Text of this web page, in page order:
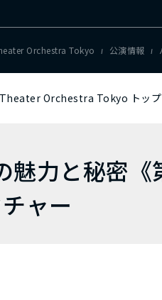
Orchestra Tokyo 公演情報
Theater Orchestra Tokyo トップ
魅力と秘密
ャー